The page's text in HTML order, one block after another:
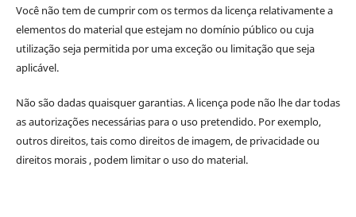
Você não tem de cumprir com os termos da licença relativamente a
elementos do material que estejam no domínio público ou cuja
utilização seja permitida por uma exceção ou limitação que seja
aplicável.
Não são dadas quaisquer garantias. A licença pode não lhe dar todas
as autorizações necessárias para o uso pretendido. Por exemplo,
outros direitos, tais como direitos de imagem, de privacidade ou
direitos morais , podem limitar o uso do material.